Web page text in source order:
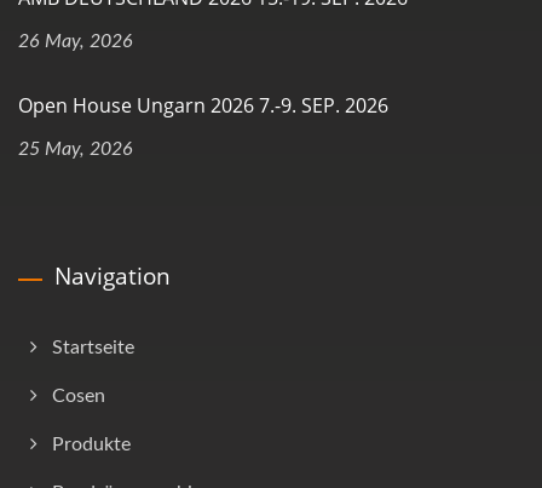
26 May, 2026
Open House Ungarn 2026 7.-9. SEP. 2026
25 May, 2026
Navigation
Startseite
Cosen
Produkte